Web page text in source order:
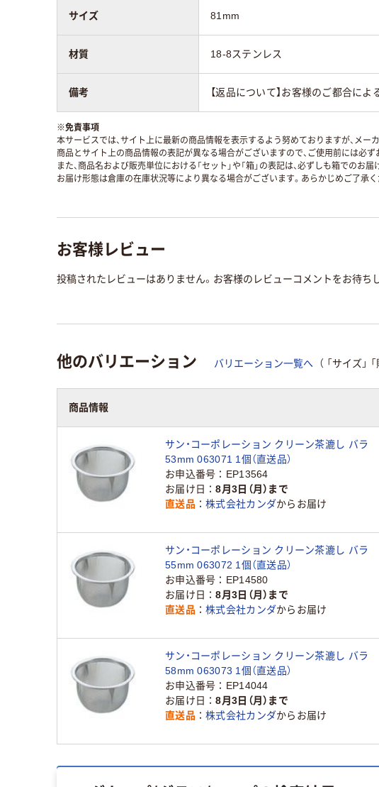
サイズ 81mm
材質 18-8ステンレス
備考 【返品について】お客様のご都合によ
※免責事項
本サービスでは、サイト上に最新の商品情報を表示するよう努めておりますが、メー
商品とサイト上の商品情報の表記が異なる場合がございますので、ご使用前には必
また、商品名および販売単位における「セット」や「箱」の表記は、必ずしも箱でのお
お届け形態は倉庫の在庫状況等により異なる場合がございます。あらかじめご了承く
お客様レビュー
投稿されたレビューはありません。お客様のレビューコメントをお待ち
他のバリエーション バリエーション一覧へ （ 「サイズ」
商品情報
サン・コーポレーション クリーン茶漉し バラ
53mm 063071 1個（直送品）
お申込番号
EP13564
お届け日
8月3日（月）まで
直送品
株式会社カンダからお届け
サン・コーポレーション クリーン茶漉し バラ
55mm 063072 1個（直送品）
お申込番号
EP14580
お届け日
8月3日（月）まで
直送品
株式会社カンダからお届け
サン・コーポレーション クリーン茶漉し バラ
58mm 063073 1個（直送品）
お申込番号
EP14044
お届け日
8月3日（月）まで
直送品
株式会社カンダからお届け